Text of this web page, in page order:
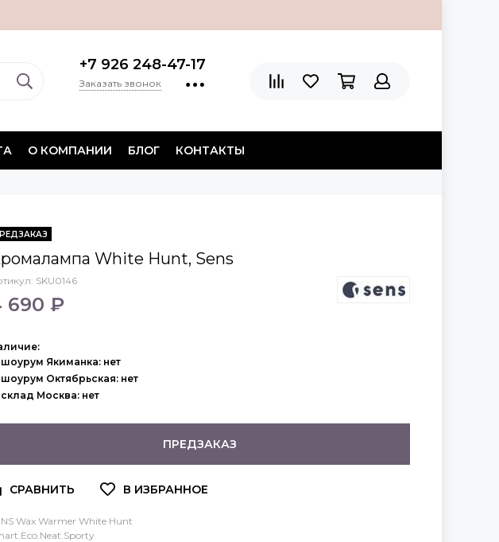
+7 926 248-47-17
Заказать звонок
О КОМПАНИИ БЛОГ КОНТАКТЫ
White Hunt, Sens
SKU0146
690 ₽
ПРЕДЗАКАЗ
Wax Warmer White Hunt